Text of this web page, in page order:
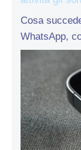
Cosa
WhatsApp,